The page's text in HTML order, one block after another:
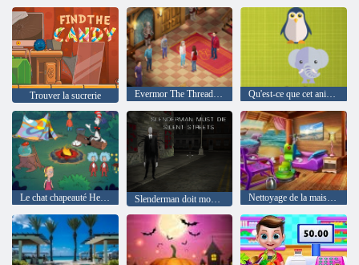
Trouver la sucrerie Evermor The Thread of Fate Qu'est-ce que cet animal
Le chat chapeauté Heure du camp Slenderman doit mourir: rues silencieuses Nettoyage de la maison de plage